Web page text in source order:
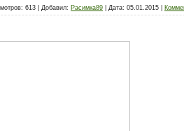
613 Добавил: Расимка89 Дата: 05.01.2015